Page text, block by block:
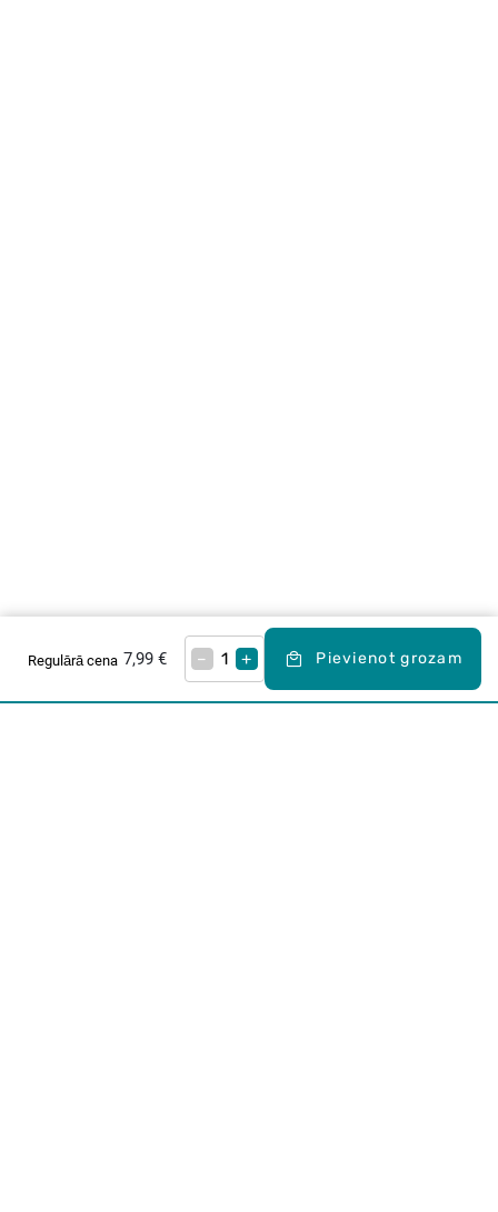
Regulārā cena 7,99 € – + Pievienot grozam